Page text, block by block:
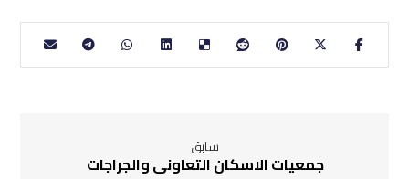
سابق
جمعيات الاسكان التعاونى والجراجات